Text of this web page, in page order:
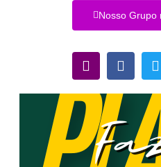
Nosso Grupo